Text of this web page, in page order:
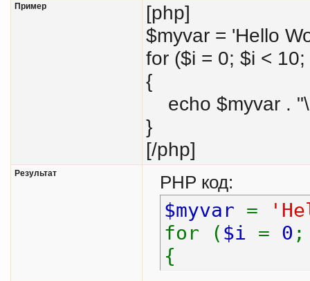
Пример
[php]
$myvar = 'Hello
for ($i = 0; $i < 10;
{
echo $myvar .
}
[/php]
Результат PHP код:
$myvar =
for ( $i = 0
{